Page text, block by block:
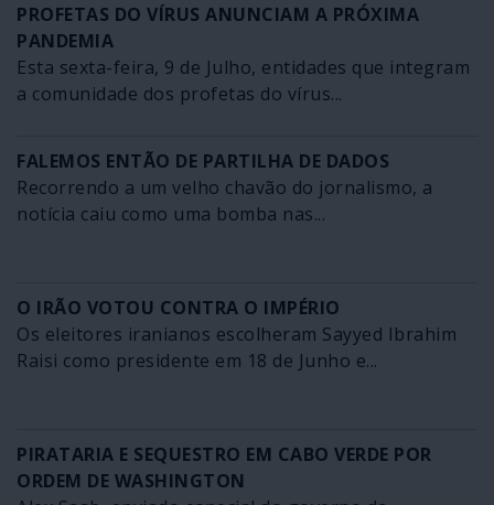
PROFETAS DO VÍRUS ANUNCIAM A PRÓXIMA
PANDEMIA
Esta sexta-feira, 9 de Julho, entidades que integram
a comunidade dos profetas do vírus...
FALEMOS ENTÃO DE PARTILHA DE DADOS
Recorrendo a um velho chavão do jornalismo, a
notícia caiu como uma bomba nas...
O IRÃO VOTOU CONTRA O IMPÉRIO
Os eleitores iranianos escolheram Sayyed Ibrahim
Raisi como presidente em 18 de Junho e...
PIRATARIA E SEQUESTRO EM CABO VERDE POR
ORDEM DE WASHINGTON